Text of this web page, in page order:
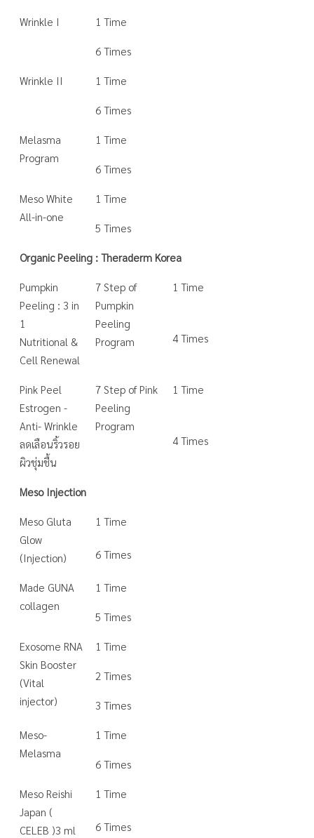
Wrinkle I 1 Time
6 Times
Wrinkle II 1 Time
6 Times
Melasma
Program
1 Time
6 Times
Meso White
All-in-one
1 Time
5 Times
Organic Peeling : Theraderm Korea
Pumpkin
Peeling : 3 in
1
Nutritional &
Cell Renewal
7 Step of
Pumpkin
Peeling
Program
1 Time
4 Times
Pink Peel
Estrogen -
Anti- Wrinkle
ลดเลือนริ้วรอย
ผิวชุ่มชื้น
7 Step of Pink
Peeling
Program
1 Time
4 Times
Meso Injection
Meso Gluta
Glow
(Injection)
1 Time
6 Times
Made GUNA
collagen
1 Time
5 Times
Exosome RNA
Skin Booster
(Vital
injector)
1 Time
2 Times
3 Times
Meso-
Melasma
1 Time
6 Times
Meso Reishi
Japan (
CELEB )3 ml
1 Time
6 Times